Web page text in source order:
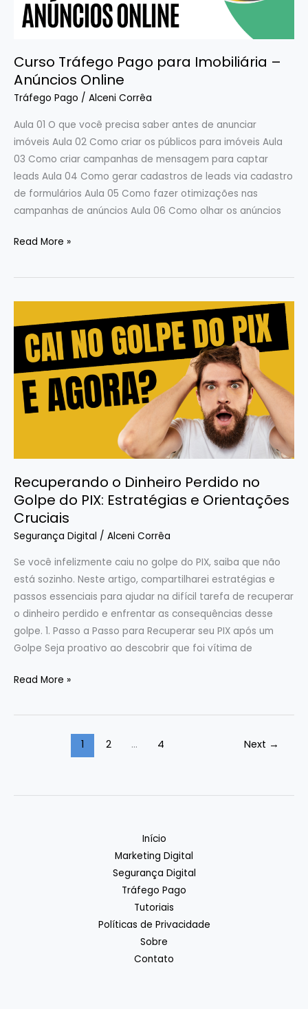
Curso Tráfego Pago para Imobiliária –
Anúncios Online
Tráfego Pago / Alceni Corrêa
Aula 01 O que você precisa saber antes de anunciar
imóveis Aula 02 Como criar os públicos para imóveis Aula
03 Como criar campanhas de mensagem para captar
leads Aula 04 Como gerar cadastros de leads via cadastro
de formulários Aula 05 Como fazer otimizações nas
campanhas de anúncios Aula 06 Como olhar os anúncios
Online
Read More »
Recuperando o Dinheiro Perdido no
Golpe do PIX: Estratégias e Orientações
Cruciais
Segurança Digital / Alceni Corrêa
Se você infelizmente caiu no golpe do PIX, saiba que não
está sozinho. Neste artigo, compartilharei estratégias e
passos essenciais para ajudar na difícil tarefa de recuperar
o dinheiro perdido e enfrentar as consequências desse
golpe. 1. Passo a Passo para Recuperar seu PIX após um
Golpe Seja proativo ao descobrir que foi vítima de
o
Dinheiro
Perdido
no
Golpe
do
Orientações
Cruciais
Read More »
1 2 … 4 Next →
Início
Marketing Digital
Segurança Digital
Tráfego Pago
Tutoriais
Políticas de Privacidade
Sobre
Contato